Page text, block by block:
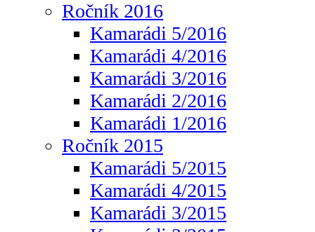
Ročník 2016
Kamarádi 5/2016
Kamarádi 4/2016
Kamarádi 3/2016
Kamarádi 2/2016
Kamarádi 1/2016
Ročník 2015
Kamarádi 5/2015
Kamarádi 4/2015
Kamarádi 3/2015